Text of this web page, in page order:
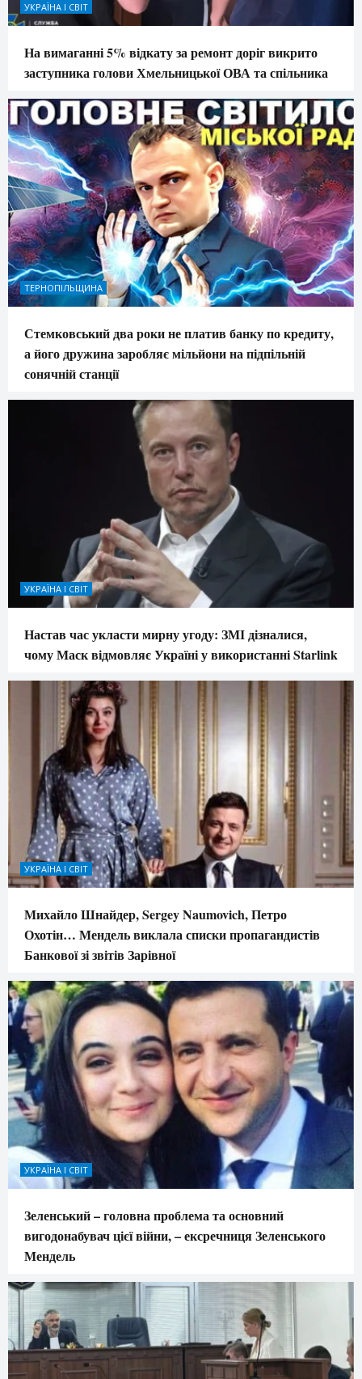
УКРАЇНА І СВІТ
На вимаганні 5% відкату за ремонт доріг викрито
заступника голови Хмельницької ОВА та спільника
ТЕРНОПІЛЬЩИНА
Стемковський два роки не платив банку по кредиту,
а його дружина заробляє мільйони на підпільній
сонячній станції
УКРАЇНА І СВІТ
Настав час укласти мирну угоду: ЗМІ дізналися,
чому Маск відмовляє Україні у використанні Starlink
УКРАЇНА І СВІТ
Михайло Шнайдер, Sergey Naumovich, Петро
Охотін… Мендель виклала списки пропагандистів
Банкової зі звітів Зарівної
УКРАЇНА І СВІТ
Зеленський – головна проблема та основний
вигодонабувач цієї війни, – ексречниця Зеленського
Мендель